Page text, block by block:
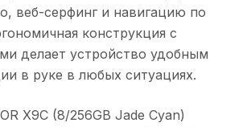
веб-серфинг и навигацию по
конструкция с
делает устройство удобным
в руке в любых ситуациях.
X9C (8/256GB Jade Cyan)